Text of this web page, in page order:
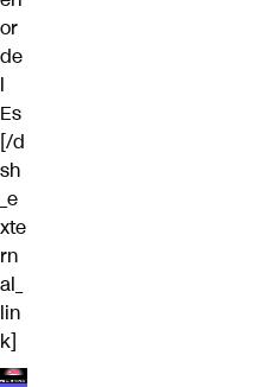
or
de
l
Es
[/d
sh
_e
xte
rn
al_
lin
k]